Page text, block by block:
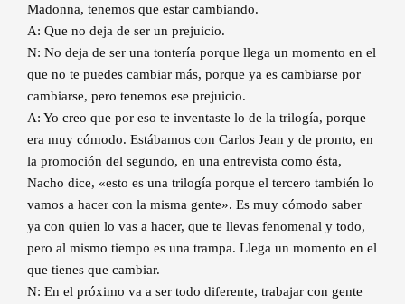
Madonna, tenemos que estar cambiando.
A: Que no deja de ser un prejuicio.
N: No deja de ser una tontería porque llega un momento en el
que no te puedes cambiar más, porque ya es cambiarse por
cambiarse, pero tenemos ese prejuicio.
A: Yo creo que por eso te inventaste lo de la trilogía, porque
era muy cómodo. Estábamos con Carlos Jean y de pronto, en
la promoción del segundo, en una entrevista como ésta,
Nacho dice, «esto es una trilogía porque el tercero también lo
vamos a hacer con la misma gente». Es muy cómodo saber
ya con quien lo vas a hacer, que te llevas fenomenal y todo,
pero al mismo tiempo es una trampa. Llega un momento en el
que tienes que cambiar.
N: En el próximo va a ser todo diferente, trabajar con gente